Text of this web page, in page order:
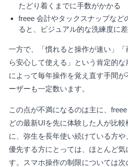
たどり着くまでに手数がかかる
freee 会計やタックスナップなど
ると、ビジュアル的な洗練度に
一方で、「慣れると操作が速い」
ら安心して使える」という肯定的
によって毎年操作を覚え直す手間
ーザーも一定数います。
この点が不満になるのは主に、
どの最新UIを先に体験した人が比
に、弥生を長年使い続けている方
優先する方にとっては、ほとんど気
す。スマホ操作の制限については